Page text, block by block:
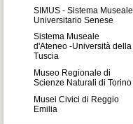
SIMUS - Sistema Museale
Universitario Senese
Sistema Museale
d'Ateneo -Università della
Tuscia
Museo Regionale di
Scienze Naturali di Torino
Musei Civici di Reggio
Emilia